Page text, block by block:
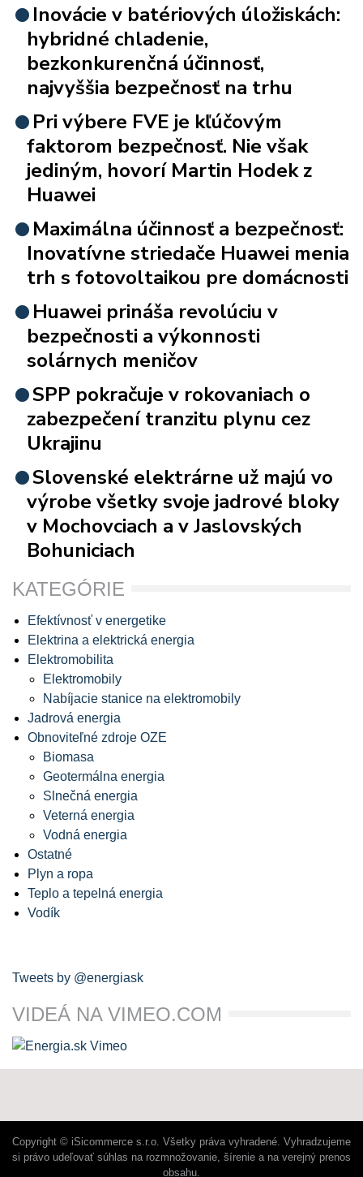
Inovácie v batériových úložiskách:
hybridné chladenie,
bezkonkurenčná účinnosť,
najvyššia bezpečnosť na trhu
Pri výbere FVE je kľúčovým
faktorom bezpečnosť. Nie však
jediným, hovorí Martin Hodek z
Huawei
Maximálna účinnosť a bezpečnosť:
Inovatívne striedače Huawei menia
trh s fotovoltaikou pre domácnosti
Huawei prináša revolúciu v
bezpečnosti a výkonnosti
solárnych meničov
SPP pokračuje v rokovaniach o
zabezpečení tranzitu plynu cez
Ukrajinu
Slovenské elektrárne už majú vo
výrobe všetky svoje jadrové bloky
v Mochovciach a v Jaslovských
Bohuniciach
KATEGÓRIE
Efektívnosť v energetike
Elektrina a elektrická energia
Elektromobilita
Elektromobily
Nabíjacie stanice na elektromobily
Jadrová energia
Obnoviteľné zdroje OZE
Biomasa
Geotermálna energia
Slnečná energia
Veterná energia
Vodná energia
Ostatné
Plyn a ropa
Teplo a tepelná energia
Vodík
Tweets by @energiask
VIDEÁ NA VIMEO.COM
Copyright © iSicommerce s.r.o. Všetky práva vyhradené. Vyhradzujeme
si právo udeľovať súhlas na rozmnožovanie, šírenie a na verejný prenos
obsahu.